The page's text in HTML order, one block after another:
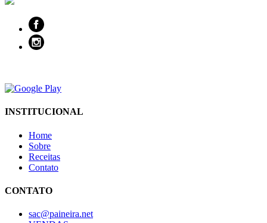
INSTITUCIONAL
Home
Sobre
Receitas
Contato
CONTATO
sac@paineira.net